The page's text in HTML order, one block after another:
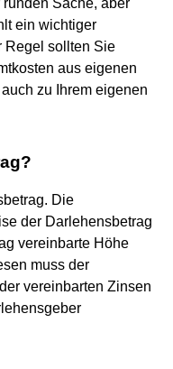
ein wichtiger
Regel sollten Sie
aus eigenen
zu Ihrem eigenen
Die
der Darlehensbetrag
vereinbarte Höhe
muss der
vereinbarten Zinsen